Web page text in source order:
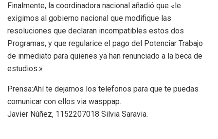
Finalmente, la coordinadora nacional añadió que «le
exigimos al gobierno nacional que modifique las
resoluciones que declaran incompatibles estos dos
Programas, y que regularice el pago del Potenciar Trabajo
de inmediato para quienes ya han renunciado a la beca de
estudios.»
Prensa:Ahí te dejamos los telefonos para que te puedas
comunicar con ellos via wasppap.
Javier Núñez, 1152207018 Silvia Saravia.